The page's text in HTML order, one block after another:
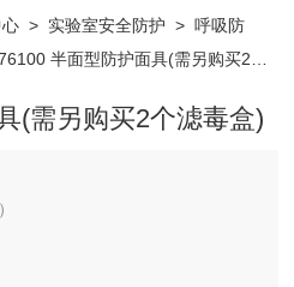
> 实验室安全防护 >呼吸防
半面型防护面具(需另购买2个
(需另购买2个滤毒盒)